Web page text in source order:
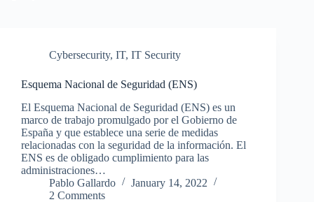
Cybersecurity, IT, IT Security
Esquema Nacional de Seguridad (ENS)
El Esquema Nacional de Seguridad (ENS) es un
marco de trabajo promulgado por el Gobierno de
España y que establece una serie de medidas
relacionadas con la seguridad de la información. El
ENS es de obligado cumplimiento para las
administraciones…
Pablo Gallardo
January 14, 2022
2 Comments